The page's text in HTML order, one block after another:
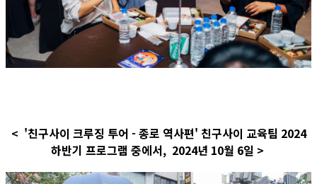
< '친구사이 크루징 투어 - 종로 역사편' 친구사이 교육팀 2024
하반기 프로그램 중에서, 2024년 10월 6일 >